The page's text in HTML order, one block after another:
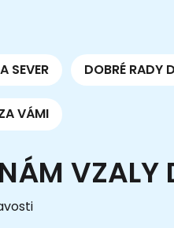
SEVER DOBRÉ RADY
VÁMI
VZALY